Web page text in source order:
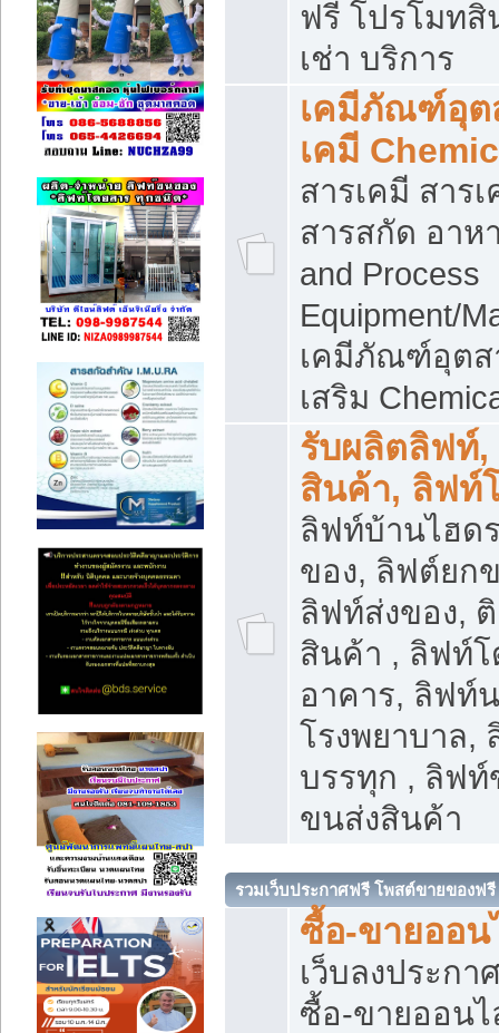
ฟรี โปรโมท
เช่า บริการ
เคมีภัณฑ์อุต
เคมี
สารเคมี สาร
สารสกัด อาห
and Process
Equipment/
เคมีภัณฑ์อุตส
เสริม
รับผลิตลิฟท์
สินค้า, ลิฟท์
ลิฟท์บ้านไฮด
ของ, ลิฟต์ยก
ลิฟท์ส่งของ,
สินค้า , ลิฟท์
อาคาร, ลิฟท์
โรงพยาบาล,
บรรทุก , ลิฟ
ขนส่งสินค้า
รวมเว็บประกาศฟรี โพสต์ขายของฟรี
ซื้อ-ขายออน
เว็บลงประก
ซื้อ-ขายออน